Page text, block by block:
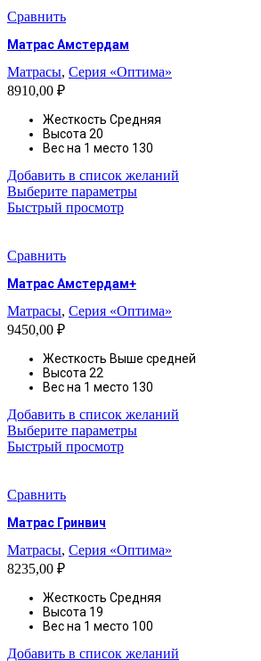
Сравнить
Матрас Амстердам
Матрасы, Серия «Оптима»
8910,00 ₽
Жесткость Средняя
Высота20
Вес на 1 место 130
Добавить в список желаний
Выберите параметрыЭтот
на
Быстрый просмотр
Сравнить
Матрас Амстердам+
Матрасы, Серия «Оптима»
9450,00 ₽
Жесткость Выше средней
Высота22
Вес на 1 место 130
Добавить в список желаний
Выберите параметрыЭтот
на
Быстрый просмотр
Сравнить
Матрас Гринвич
Матрасы, Серия «Оптима»
8235,00 ₽
Жесткость Средняя
Высота 19
Вес на 1 место 100
Добавить в список желаний